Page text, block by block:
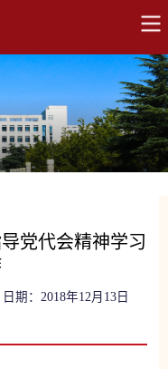
党代会精神学习
日期：2018年12月13日